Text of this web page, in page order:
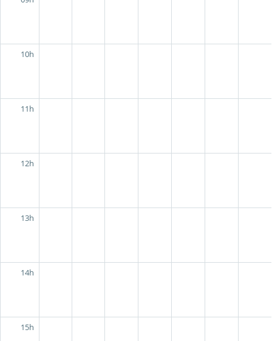
10h
11h
12h
13h
14h
15h